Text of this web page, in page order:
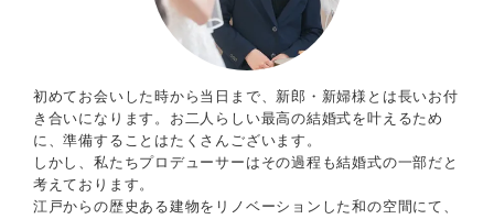
初めてお会いした時から当日まで、新郎・新婦様とは長いお付
き合いになります。お二人らしい最高の結婚式を叶えるため
に、準備することはたくさんございます。
しかし、私たちプロデューサーはその過程も結婚式の一部だと
考えております。
江戸からの歴史ある建物をリノベーションした和の空間にて、